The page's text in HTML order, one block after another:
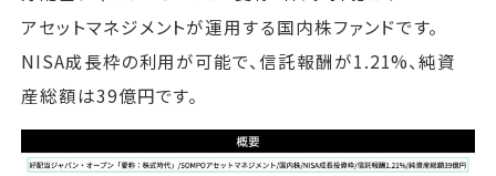
アセットマネジメントが運用する国内株ファンドです。
NISA成長枠の利用が可能で、信託報酬が1.21%、純資
産総額は39億円です。